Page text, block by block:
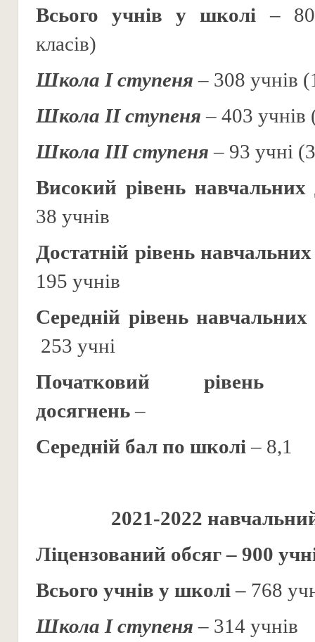
Всього учнів у школі –
класів)
Школа І ступеня – 308 учнів
Школа ІІ ступеня – 403 учнів
Школа ІІІ ступеня – 93 учні
Високий рівень навчальних
38 учнів
Достатній рівень
195 учнів
Середній рівень навчальних
253 учні
Початковий рівень
досягнень–
Середній бал по школі – 8,1
2021-2022
Ліцензований обсяг – 900
Всього учнів у школі – 768
Школа І ступеня – 314 учнів